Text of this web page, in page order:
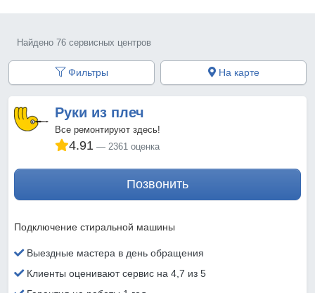
Найдено 76 сервисных центров
Фильтры На карте
Руки из плеч
Все ремонтируют здесь!
4.91 2361 оценка
Позвонить
Подключение стиральной машины
Выездные мастера в день обращения
Клиенты оценивают сервис на 4,7 из 5